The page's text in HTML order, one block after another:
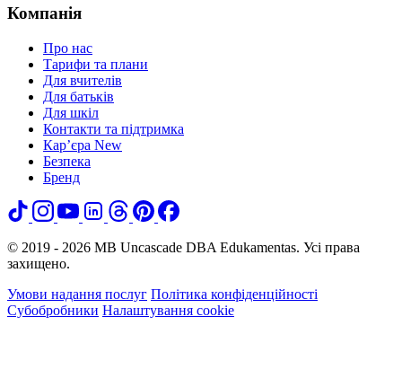
Компанія
Про нас
Тарифи та плани
Для вчителів
Для батьків
Для шкіл
Контакти та підтримка
Кар’єра New
Безпека
Бренд
© 2019 - 2026 MB Uncascade DBA Edukamentas. Усі права
захищено.
Умови надання послуг Політика конфіденційності
Субобробники Налаштування cookie